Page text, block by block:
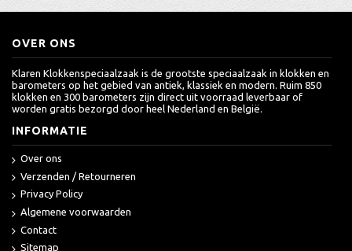
OVER ONS
Klaren Klokkenspeciaalzaak is de grootste speciaalzaak in klokken en
barometers op het gebied van antiek, klassiek en modern. Ruim 850
klokken en 300 barometers zijn direct uit voorraad leverbaar of
worden gratis bezorgd door heel Nederland en België.
INFORMATIE
Over ons
Verzenden / Retourneren
Privacy Policy
Algemene voorwaarden
Contact
Sitemap